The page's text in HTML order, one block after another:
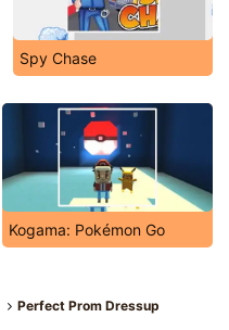
Spy Chase
Kogama: Pokémon Go
Perfect Prom Dressup